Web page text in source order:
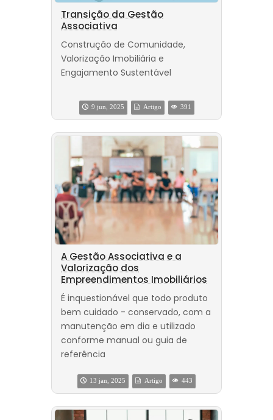
Transição da Gestão
Associativa
Construção de Comunidade,
Valorização Imobiliária e
Engajamento Sustentável
9 jun, 2025 Artigo 391
A Gestão Associativa e a
Valorização dos
Empreendimentos Imobiliários
É inquestionável que todo produto
bem cuidado - conservado, com a
manutenção em dia e utilizado
conforme manual ou guia de
referência
13 jan, 2025 Artigo 443